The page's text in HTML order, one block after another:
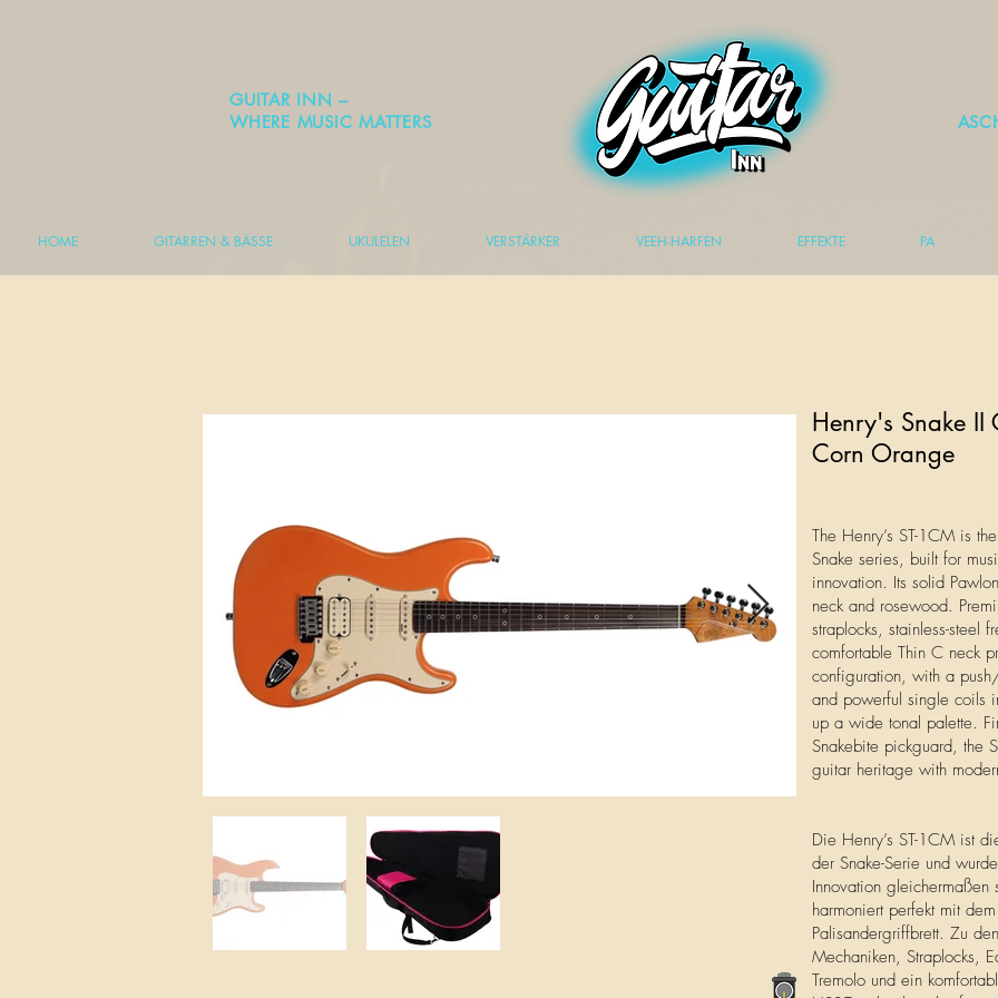
GUITAR INN –
WHERE MUSIC MATTERS
HOME GITARREN & BÄSSE UKULELEN VERSTÄRKER VEEH-HARFEN EFFEKTE PA
Henry's Snake II
Corn Orange
The Henry’s ST-1CM is
Snake series, built for
innovation. Its solid
neck and rosewood.
straplocks, stainless-steel
comfortable Thin C neck
configuration, with a
and powerful single coils
up a wide tonal palette.
Snakebite pickguard, the
guitar heritage with
Die Henry’s ST-1CM ist
der Snake-Serie und
Innovation gleichermaßen
harmoniert perfekt mit
Palisandergriffbrett. Zu
Mechaniken, Straplocks,
Tremolo und ein